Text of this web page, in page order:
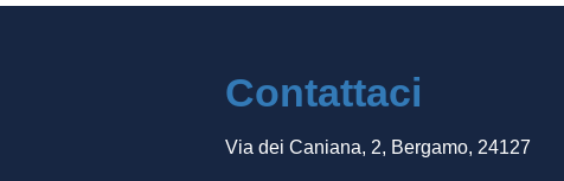
Contattaci
Via dei Caniana, 2, Bergamo, 24127